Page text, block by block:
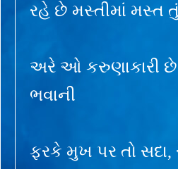
રહે છે મસ્તીમાં મસ્ત તું
અરે ઓ કરુણાકારી છે તું
ભવાની
ફરકે મુખ પર તો સદા,